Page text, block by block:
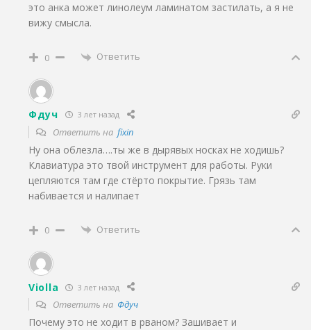
это анка может линолеум ламинатом застилать, а я не
вижу смысла.
0 Ответить
Фдуч 3 лет назад
Ответить на fixin
Ну она облезла….ты же в дырявых носках не ходишь?
Клавиатура это твой инструмент для работы. Руки
цепляются там где стёрто покрытие. Грязь там
набивается и налипает
0 Ответить
Violla 3 лет назад
Ответить на Фдуч
Почему это не ходит в рваном? Зашивает и